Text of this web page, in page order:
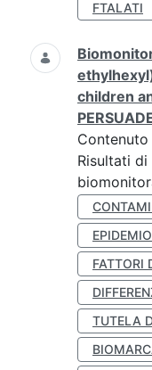
FTALATI
children
Contenuto
Risultati
FATTORI
TUTELA